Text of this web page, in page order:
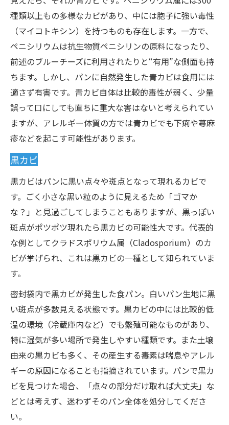
種類以上もの多様なカビがあり、中には胞子に強い毒性
（マイコトキシン）を持つものも存在します。一方で、
ペニシリウムは抗生物質ペニシリンの原料になったり、
前述のブルーチーズに利用されたりと“有用”な側面も持
ちます。しかし、パンに自然発生した青カビは食用には
適さず有害です。青カビ自体は比較的毒性が弱く、少量
誤って口にしても直ちに重大な害はないと考えられてい
ますが、アレルギー体質の方では青カビでも下痢や蕁麻
疹などを起こす可能性があります。
黒カビ
黒カビはパンに黒い点々や斑点となって現れるカビで
す。ごく小さな黒い粒のように見えるため「ゴマか
な？」と見過ごしてしまうこともありますが、黒っぽい
斑点がポツポツ現れたら黒カビの可能性大です。代表的
な例としてクラドスポリウム属（Cladosporium）のカ
ビが挙げられ、これは黒カビの一種として知られていま
す。
密封袋内で黒カビが発生した食パン。白いパン生地に黒
い斑点が多数見える状態です。黒カビの中には比較的低
温の環境（冷蔵庫内など）でも繁殖可能なものがあり、
特に湿気が多い場所で発生しやすい種類です。また土壌
由来の黒カビも多く、その産生する毒素は喘息やアレル
ギーの原因になることも指摘されています。パンで黒カ
ビを見つけた場合、「点々の部分だけ取れば大丈夫」な
どとは考えず、迷わずそのパン全体を処分してくださ
い。